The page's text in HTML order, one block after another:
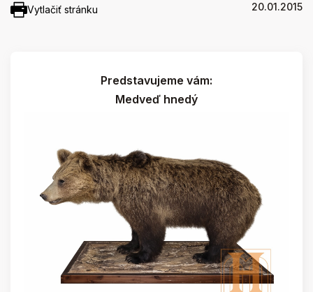
Vytlačiť stránku 20.01.2015
Predstavujeme vám:
Medveď hnedý